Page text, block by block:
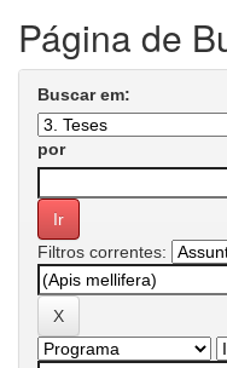
Página de
Buscar em:
por
Filtros correntes: